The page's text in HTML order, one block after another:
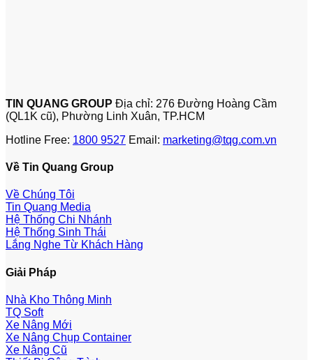
TIN QUANG GROUP Địa chỉ: 276 Đường Hoàng Cầm
(QL1K cũ), Phường Linh Xuân, TP.HCM
Hotline Free: 1800 9527 Email: marketing@tqg.com.vn
Về Tin Quang Group
Về Chúng Tôi
Tin Quang Media
Hệ Thống Chi Nhánh
Hệ Thống Sinh Thái
Lắng Nghe Từ Khách Hàng
Giải Pháp
Nhà Kho Thông Minh
TQ Soft
Xe Nâng Mới
Xe Nâng Chụp Container
Xe Nâng Cũ